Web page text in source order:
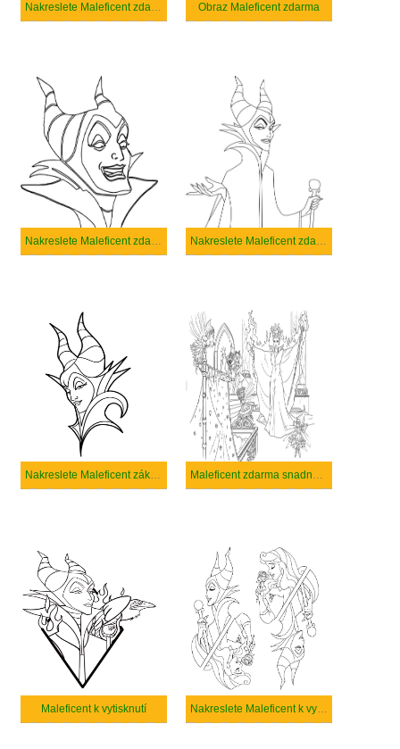
Nakreslete Maleficent zdarma základní tisknutelné Obraz Maleficent zdarma
Nakreslete Maleficent zdarma základní Nakreslete Maleficent zdarma snadný
Nakreslete Maleficent základní tisknutelné Maleficent zdarma snadný tisknutelné
Maleficent k vytisknutí Nakreslete Maleficent k vytisknutí zdarma